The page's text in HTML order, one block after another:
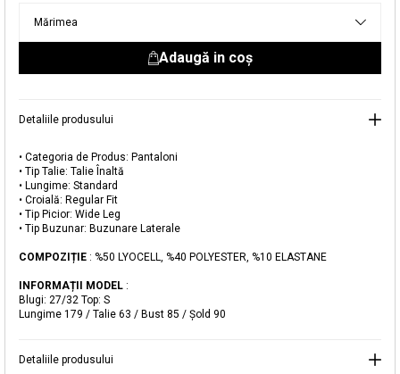
Mărimea
Adaugă in coş
Detaliile produsului
• Categoria de Produs: Pantaloni
• Tip Talie: Talie Înaltă
• Lungime: Standard
• Croială: Regular Fit
• Tip Picior: Wide Leg
• Tip Buzunar: Buzunare Laterale
COMPOZIȚIE : %50 LYOCELL, %40 POLYESTER, %10 ELASTANE
INFORMAȚII MODEL :
Blugi: 27/32 Top: S
Lungime 179 / Talie 63 / Bust 85 / Şold 90
Detaliile produsului
Magazinele noastre
Puteți ajunge la magazinul KOTON pe care îl căutați
selectând informațiile despre țară și oraș.
Selecteaza țaraCând produsul revine în stoc, vă
livrare aici.
Adăugat în coș
Pantaloni Wide Leg cu Talie Înaltă